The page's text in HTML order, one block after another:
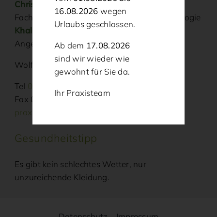
Christina Bittner
Fachärztin für Allgemeinmedizin und Neurologie
Khalil Najjar
Angestellter Facharzt für Allgemeinmedizin
Wolfgrubenweg 2, 92526 Oberviechtach
Tel 09671 / 91 620
Fax 09671 / 91 622
praxis@hausarzt-oberviechtach.de
Gesundheitstipp
Es gibt kein schlechtes Wetter, nur
unzureichende Kleidung.
16.08.2026 wegen
Urlaubs geschlossen.
Ab dem 17.08.2026
sind wir wieder wie
gewohnt für Sie da.
Ihr Praxisteam